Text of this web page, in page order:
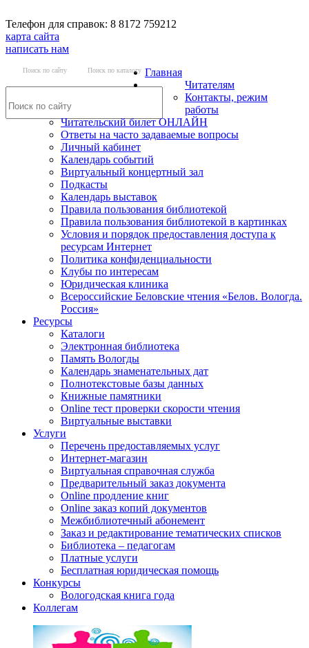
Телефон для справок: 8 8172 759212
карта сайта
написать нам
Поиск по сайту Поиск по каталогу Главная
Читателям
Контакты, режим
работы
Читательский билет ОНЛАЙН
Ответы на часто задаваемые вопросы
Личный кабинет
Календарь событий
Виртуальный концертный зал
Подкасты
Календарь выставок
Правила пользования библиотекой
Правила пользования библиотекой в картинках
Условия и порядок предоставления доступа к
ресурсам Интернет
Политика конфиденциальности
Клубы по интересам
Юридическая клиника
Всероссийские Беловские чтения «Белов. Вологда.
Россия»
Ресурсы
Каталоги
Электронная библиотека
Память Вологды
Календарь знаменательных дат
Полнотекстовые базы данных
Книжные памятники
Online тест проверки скорости чтения
Виртуальные выставки
Услуги
Перечень предоставляемых услуг
Интернет-магазин
Виртуальная справочная служба
Предварительный заказ документа
Online продление книг
Online заказ копий документов
Межбиблиотечный абонемент
Заказ и редактирование тематических списков
Библиотека – педагогам
Платные услуги
Бесплатная юридическая помощь
Конкурсы
Вологодская книга года
Коллегам